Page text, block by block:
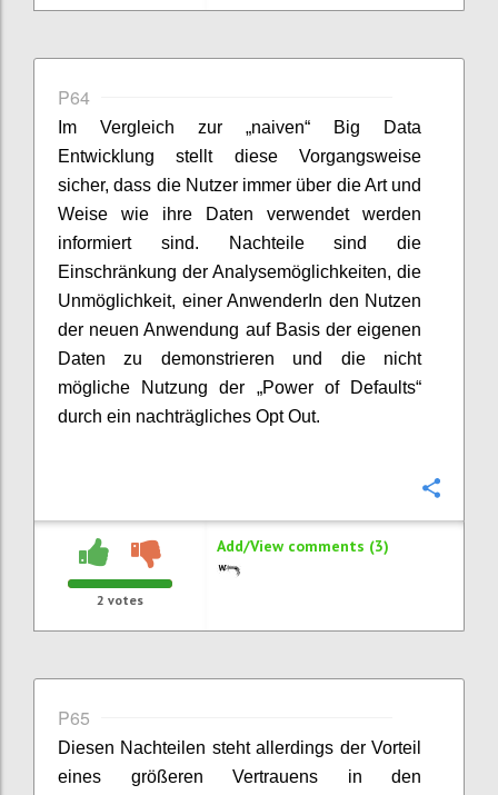
P64
Im Vergleich zur „naiven“ Big Data
Entwicklung stellt diese Vorgangsweise
sicher, dass die Nutzer immer über die Art und
Weise wie ihre Daten verwendet werden
informiert sind. Nachteile sind die
Einschränkung der Analysemöglichkeiten, die
Unmöglichkeit, einer AnwenderIn den Nutzen
der neuen Anwendung auf Basis der eigenen
Daten zu demonstrieren und die nicht
mögliche Nutzung der „Power of Defaults“
durch ein nachträgliches Opt Out.
2 votes
Add/View comments (3)
P65
Diesen Nachteilen steht allerdings der Vorteil
eines größeren Vertrauens in den